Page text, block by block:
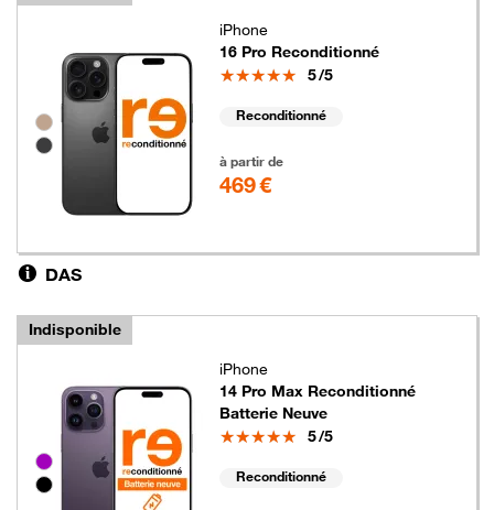
Groupe de couleurs disponibles non sélectionnables
iPhone
16 Pro Reconditionné
Note
5/5
Reconditionné
à partir de
469 €
DAS
Indisponible
Groupe de couleurs disponibles non sélectionnables
iPhone
14 Pro Max Reconditionné
Batterie Neuve
Note
5/5
Reconditionné